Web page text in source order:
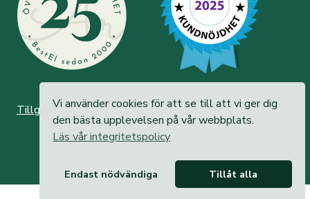
Tillgänglighetsredogörelse
Vi använder cookies för att se till att vi ger dig
den bästa upplevelsen på vår webbplats.
Läs vår integritetspolicy
Endast nödvändiga Tillåt alla